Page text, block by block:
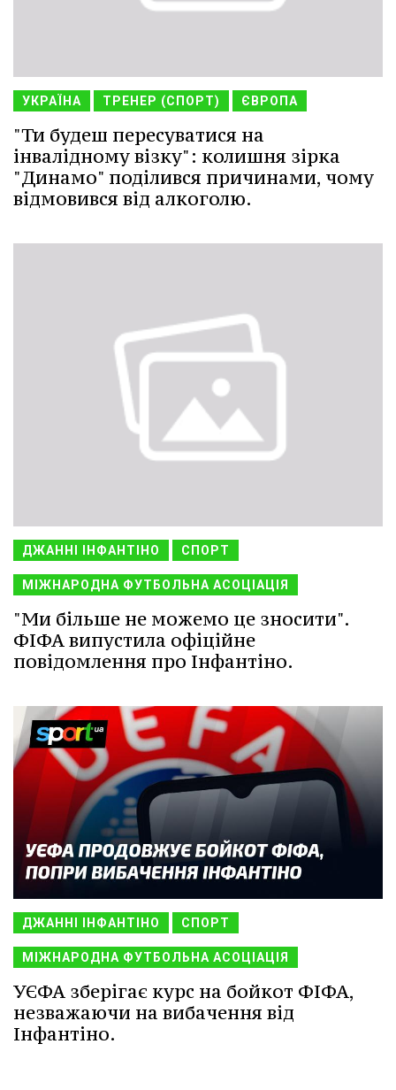
УКРАЇНА ТРЕНЕР (СПОРТ) ЄВРОПА
"Ти будеш пересуватися на
інвалідному візку": колишня зірка
"Динамо" поділився причинами, чому
відмовився від алкоголю.
ДЖАННІ ІНФАНТІНО СПОРТ
МІЖНАРОДНА ФУТБОЛЬНА АСОЦІАЦІЯ
"Ми більше не можемо це зносити".
ФІФА випустила офіційне
повідомлення про Інфантіно.
ДЖАННІ ІНФАНТІНО СПОРТ
МІЖНАРОДНА ФУТБОЛЬНА АСОЦІАЦІЯ
УЄФА зберігає курс на бойкот ФІФА,
незважаючи на вибачення від
Інфантіно.